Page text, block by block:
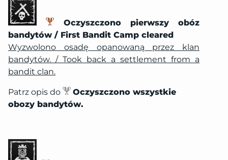
Oczyszczono pierwszy obóz
bandytów / First Bandit Camp cleared
Wyzwolono osadę opanowaną przez klan
bandytów. / Took back a settlement from a
bandit clan.
Patrz opis do
Oczyszczono wszystkie
obozy bandytów.